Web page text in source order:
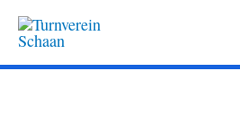
Zum
Inhalt
springen